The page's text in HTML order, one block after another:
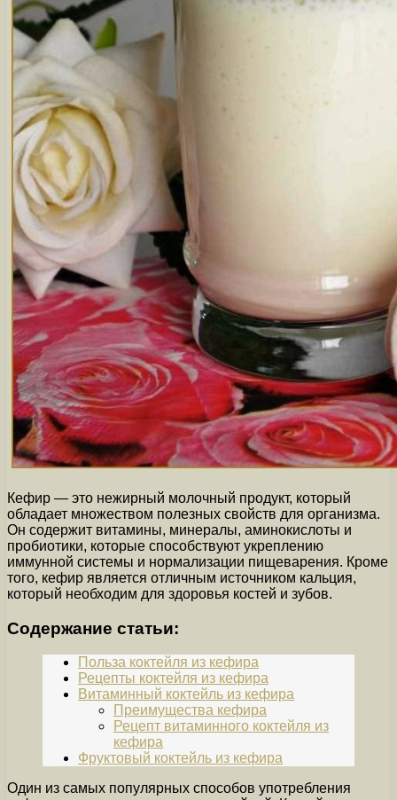
Кефир — это нежирный молочный продукт, который
обладает множеством полезных свойств для организма.
Он содержит витамины, минералы, аминокислоты и
пробиотики, которые способствуют укреплению
иммунной системы и нормализации пищеварения. Кроме
того, кефир является отличным источником кальция,
который необходим для здоровья костей и зубов.
Содержание статьи:
Польза коктейля из кефира
Рецепты коктейля из кефира
Витаминный коктейль из кефира
Преимущества кефира
Рецепт витаминного коктейля из
кефира
Фруктовый коктейль из кефира
Один из самых популярных способов употребления